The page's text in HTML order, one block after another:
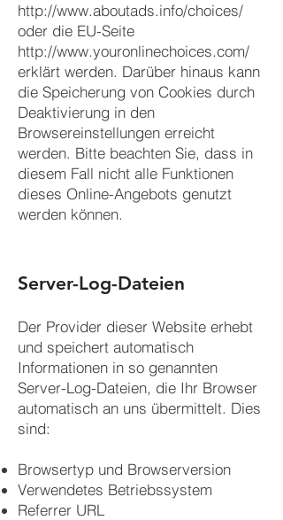
http://www.aboutads.info/choices/
oder die EU-Seite
http://www.youronlinechoices.com/
erklärt werden. Darüber hinaus kann
die Speicherung von Cookies durch
Deaktivierung in den
Browsereinstellungen erreicht
werden. Bitte beachten Sie, dass in
diesem Fall nicht alle Funktionen
dieses Online-Angebots genutzt
werden können.
Server-Log-Dateien
Der Provider dieser Website erhebt
und speichert automatisch
Informationen in so genannten
Server-Log-Dateien, die Ihr Browser
automatisch an uns übermittelt. Dies
sind:
Browsertyp und Browserversion
Verwendetes Betriebssystem
Referrer URL